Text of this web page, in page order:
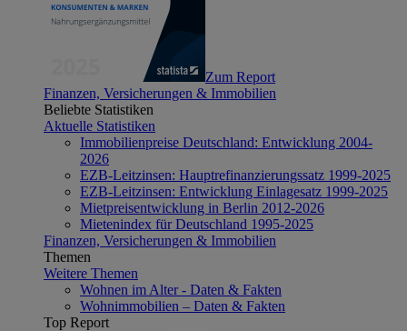
Zum Report
Finanzen, Versicherungen & Immobilien
Beliebte Statistiken
Aktuelle Statistiken
Immobilienpreise Deutschland: Entwicklung 2004-
2026
EZB-Leitzinsen: Hauptrefinanzierungssatz 1999-2025
EZB-Leitzinsen: Entwicklung Einlagesatz 1999-2025
Mietpreisentwicklung in Berlin 2012-2026
Mietenindex für Deutschland 1995-2025
Finanzen, Versicherungen & Immobilien
Themen
Weitere Themen
Wohnen im Alter - Daten & Fakten
Wohnimmobilien – Daten & Fakten
Top Report